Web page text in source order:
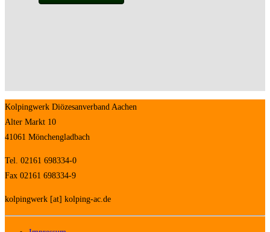
Kolpingwerk Diözesanverband Aachen
Alter Markt 10
41061 Mönchengladbach
Tel. 02161 698334-0
Fax 02161 698334-9
kolpingwerk [at] kolping-ac.de